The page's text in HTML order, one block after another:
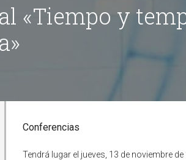
«Tiempo y
Conferencias
Tendrá lugar el jueves, 13 de noviembre